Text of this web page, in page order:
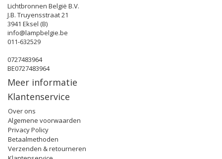
Lichtbronnen België B.V.
J.B. Truyensstraat 21
3941 Eksel (B)
info@lampbelgie.be
011-632529
0727483964
BE0727483964
Meer informatie
Klantenservice
Over ons
Algemene voorwaarden
Privacy Policy
Betaalmethoden
Verzenden & retourneren